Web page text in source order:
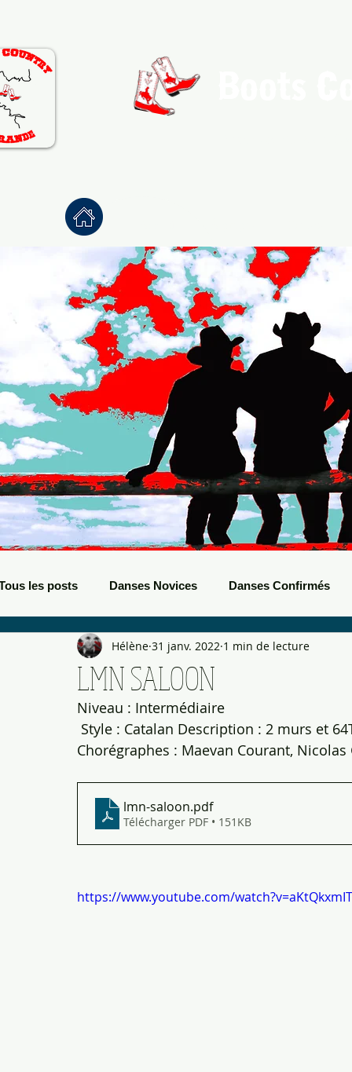
les posts Danses Novices Danses Confirmés
Danses Débutants Evènements Boots Bals de
LMN SALOON
Hélène 31 janv. 2022 1 min de lecture
Niveau : Intermédiaire
Style : Catalan Description : 2 murs et
Chorégraphes : Maevan Courant,
lmn-saloon.pdf
Télécharger PDF • 151KB
https://www.youtube.com/